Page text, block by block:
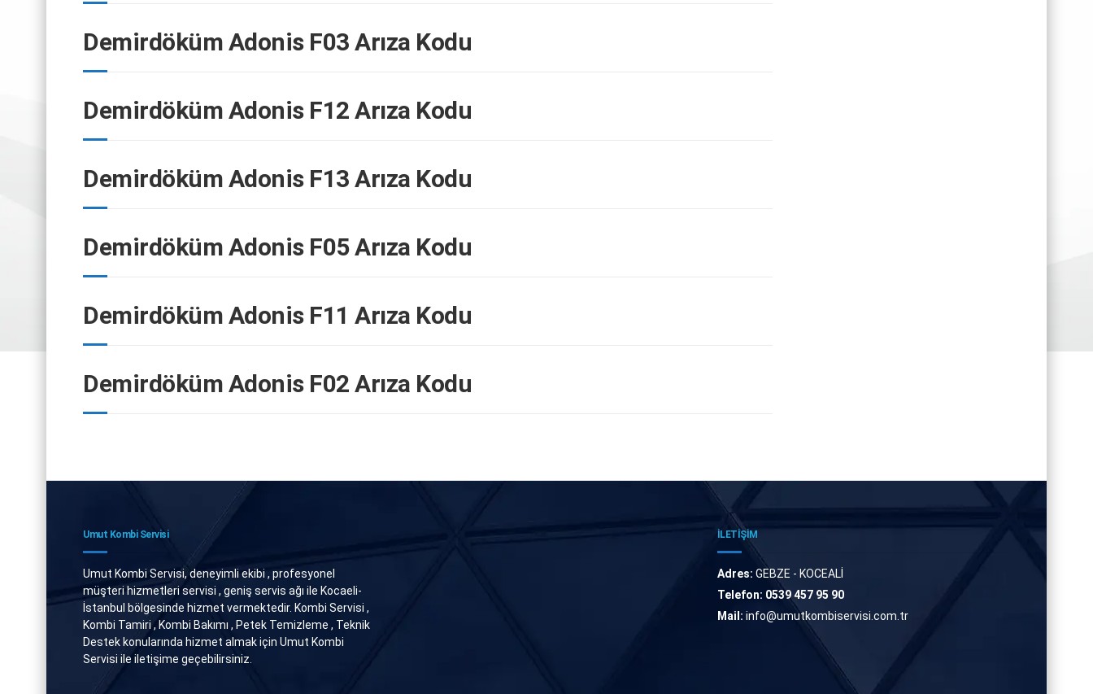
Demirdöküm Adonis F03 Arıza Kodu
Demirdöküm Adonis F12 Arıza Kodu
Demirdöküm Adonis F13 Arıza Kodu
Demirdöküm Adonis F05 Arıza Kodu
Demirdöküm Adonis F11 Arıza Kodu
Demirdöküm Adonis F02 Arıza Kodu
Umut Kombi Servisi
Umut Kombi Servisi, deneyimli ekibi , profesyonel
müşteri hizmetleri servisi , geniş servis ağı ile Kocaeli-
İstanbul bölgesinde hizmet vermektedir. Kombi Servisi ,
Kombi Tamiri , Kombi Bakımı , Petek Temizleme , Teknik
Destek konularında hizmet almak için Umut Kombi
Servisi ile iletişime geçebilirsiniz.
İLETİŞİM
Adres: GEBZE - KOCEALİ
Telefon: 0539 457 95 90
Mail: info@umutkombiservisi.com.tr